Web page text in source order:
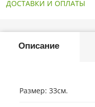
ДОСТАВКИ И ОПЛАТЫ
Описание
Размер: 33см.